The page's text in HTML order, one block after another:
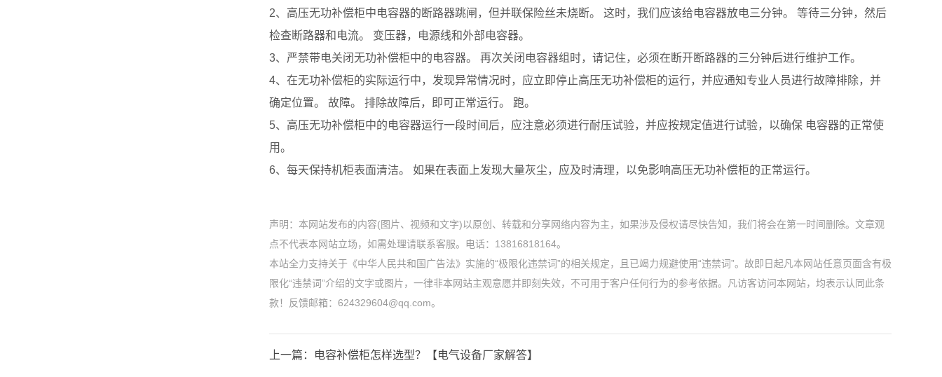
2、高压无功补偿柜中电容器的断路器跳闸，但并联保险丝未烧断。 这时，我们应该给电容器放电三分钟。 等待三分钟，然后
检查断路器和电流。 变压器，电源线和外部电容器。
3、严禁带电关闭无功补偿柜中的电容器。 再次关闭电容器组时，请记住，必须在断开断路器的三分钟后进行维护工作。
4、在无功补偿柜的实际运行中，发现异常情况时，应立即停止高压无功补偿柜的运行，并应通知专业人员进行故障排除，并
确定位置。 故障。 排除故障后，即可正常运行。 跑。
5、高压无功补偿柜中的电容器运行一段时间后，应注意必须进行耐压试验，并应按规定值进行试验，以确保 电容器的正常使
用。
6、每天保持机柜表面清洁。 如果在表面上发现大量灰尘，应及时清理，以免影响高压无功补偿柜的正常运行。
声明：本网站发布的内容(图片、视频和文字)以原创、转载和分享网络内容为主，如果涉及侵权请尽快告知，我们将会在第一时间删除。文章观
点不代表本网站立场，如需处理请联系客服。电话：13816818164。
本站全力支持关于《中华人民共和国广告法》实施的“极限化违禁词”的相关规定，且已竭力规避使用“违禁词”。故即日起凡本网站任意页面含有极
限化“违禁词”介绍的文字或图片，一律非本网站主观意愿并即刻失效，不可用于客户任何行为的参考依据。凡访客访问本网站，均表示认同此条
款！反馈邮箱：624329604@qq.com。
上一篇： 电容补偿柜怎样选型？【电气设备厂家解答】